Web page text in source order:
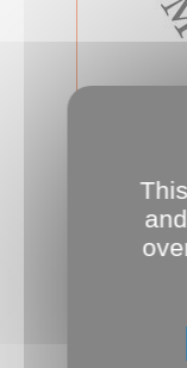
Conseil
Jeudi 12
conseil
Conseil